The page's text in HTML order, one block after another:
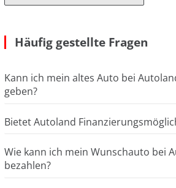
Häufig gestellte Fragen
Kann ich mein altes Auto bei
geben?
Bietet Autoland
Wie kann ich mein Wunschauto bei
bezahlen?